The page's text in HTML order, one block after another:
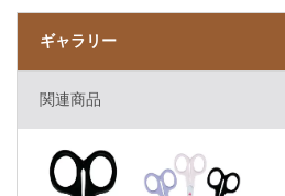
ギャラリー
関連商品